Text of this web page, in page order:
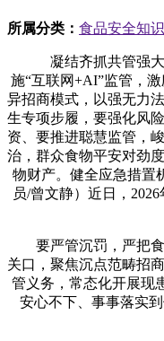
所属分类： 食品安全知识
凝结齐抓共管强大
施“互联网+AI”监管，
异招商模式，以强无力
生专项步履，要强化风
资、要推进聪慧监管，
治，群众食物平安对劲
物财产。健全应急措置
员/曾文静）近日，
要严管沉罚，严把食
关口，聚焦沉点范畴招
管义务，常态化开展现
安心不下、事事落实